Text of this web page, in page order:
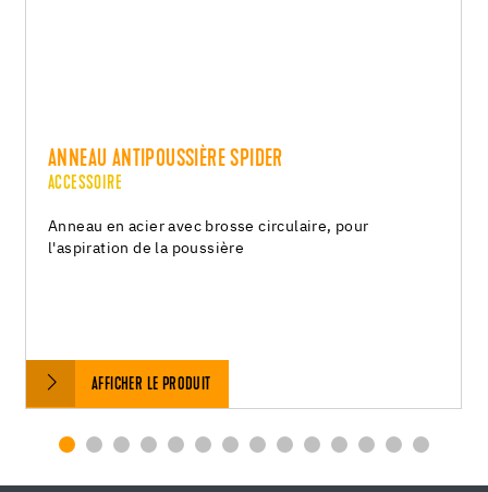
ANNEAU ANTIPOUSSIÈRE SPIDER
ACCESSOIRE
Anneau en acier avec brosse circulaire, pour
l'aspiration de la poussière
AFFICHER LE PRODUIT